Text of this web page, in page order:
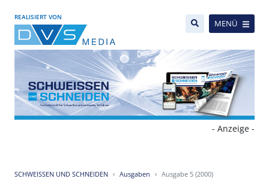
REALISIERT VON
MENÜ
- Anzeige -
SCHWEISSEN UND SCHNEIDEN Ausgaben Ausgabe 5 (2000)